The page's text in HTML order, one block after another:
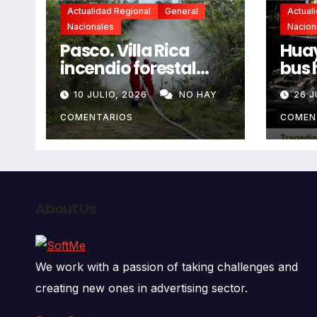
Actualidad Regional
General
Nacionales
Pasco. Villa Rica
incendio forestal
extremo deja dos
fallecidos y heridos
10 JULIO, 2026 NO HAY
COMENTARIOS
bus
en26
We work with a passion of taking challenges and
creating new ones in advertising sector.